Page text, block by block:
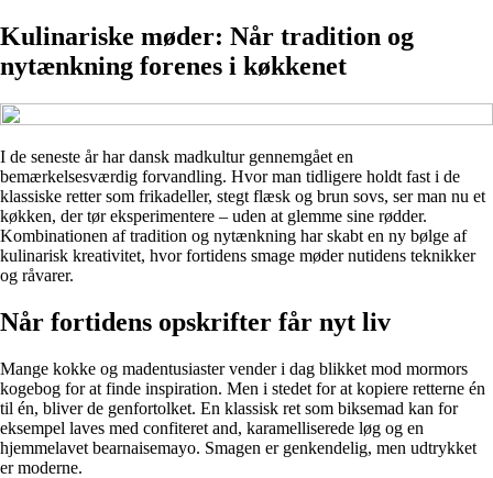
Kulinariske møder: Når tradition og
nytænkning forenes i køkkenet
I de seneste år har dansk madkultur gennemgået en
bemærkelsesværdig forvandling. Hvor man tidligere holdt fast i de
klassiske retter som frikadeller, stegt flæsk og brun sovs, ser man nu et
køkken, der tør eksperimentere – uden at glemme sine rødder.
Kombinationen af tradition og nytænkning har skabt en ny bølge af
kulinarisk kreativitet, hvor fortidens smage møder nutidens teknikker
og råvarer.
Når fortidens opskrifter får nyt liv
Mange kokke og madentusiaster vender i dag blikket mod mormors
kogebog for at finde inspiration. Men i stedet for at kopiere retterne én
til én, bliver de genfortolket. En klassisk ret som biksemad kan for
eksempel laves med confiteret and, karamelliserede løg og en
hjemmelavet bearnaisemayo. Smagen er genkendelig, men udtrykket
er moderne.